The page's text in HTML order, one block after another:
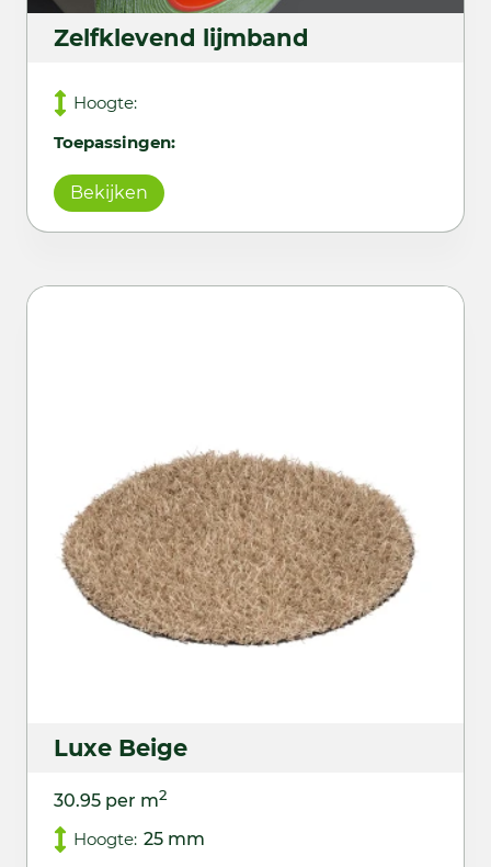
Zelfklevend lijmband
Hoogte:
Toepassingen:
Bekijken
Luxe Beige
30.95 per m2
Hoogte: 25 mm